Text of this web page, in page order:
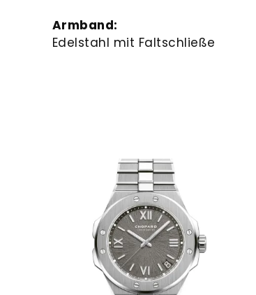
Armband:
Edelstahl mit Faltschließe